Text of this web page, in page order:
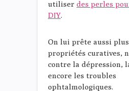
utiliser des perles
DIY.
On lui prête aussi
propriétés curatives,
contre la dépression,
encore les troubles
ophtalmologiques.